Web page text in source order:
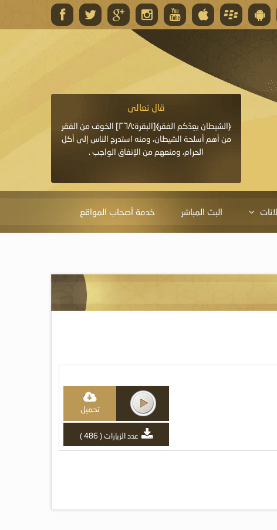
التي
قال تعالى
﴿الشيطان يعِدُكم الفقر﴾[البقرة:٢٦٨] الخوف من الفقر
من أهم أسلحة الشيطان، ومنه استدرج الناس إلى أكل
الحرام، ومنعهم من الإنفاق الواجب .
البث المباشر خدمة أصحاب المواقع
تحميل
عدد الزيارات ( 486 )